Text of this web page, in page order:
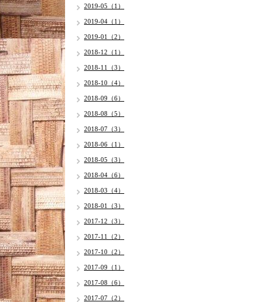
2019-05（1）
2019-04（1）
2019-01（2）
2018-12（1）
2018-11（3）
2018-10（4）
2018-09（6）
2018-08（5）
2018-07（3）
2018-06（1）
2018-05（3）
2018-04（6）
2018-03（4）
2018-01（3）
2017-12（3）
2017-11（2）
2017-10（2）
2017-09（1）
2017-08（6）
2017-07（2）